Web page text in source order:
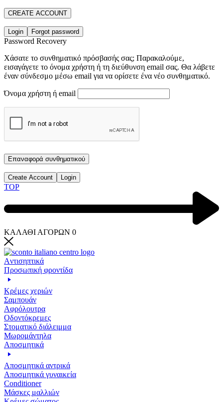
CREATE ACCOUNT
Login Forgot password
Password Recovery
Χάσατε το συνθηματικό πρόσβασής σας; Παρακαλούμε,
εισαγάγετε το όνομα χρήστη ή τη διεύθυνση email σας. Θα λάβετε
έναν σύνδεσμο μέσω email για να ορίσετε ένα νέο συνθηματικό.
Όνομα χρήστη ή email
Επαναφορά συνθηματικού
Create Account Login
TOP
ΚΑΛΑΘΙ ΑΓΟΡΩΝ 0
Aντισηπτικά
Προσωπική φροντίδα
Κρέμες χεριών
Σαμπουάν
Αφρόλουτρα
Οδοντόκρεμες
Στοματικό διάλειμμα
Μωρομάντηλα
Αποσμητικά
Αποσμητικά αντρικά
Αποσμητικά γυναικεία
Conditioner
Μάσκες μαλλιών